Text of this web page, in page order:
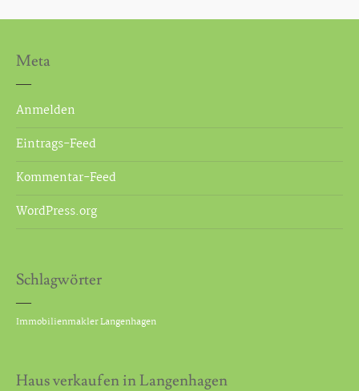
Meta
Anmelden
Eintrags-Feed
Kommentar-Feed
WordPress.org
Schlagwörter
Immobilienmakler Langenhagen
Haus verkaufen in Langenhagen